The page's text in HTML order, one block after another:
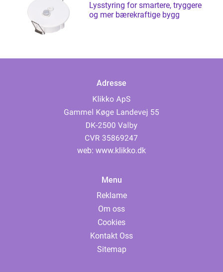
Lysstyring for smartere, tryggere
og mer bærekraftige bygg
Adresse
web: www.klikko.dk
Menu
Reklame
Om oss
Cookies
Kontakt Oss
Sitemap